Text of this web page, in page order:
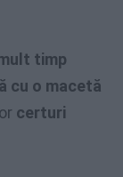
timp
cu o macetă
certuri